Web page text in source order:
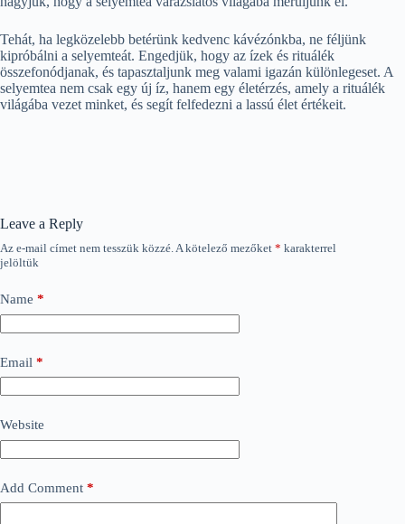
Tehát, ha legközelebb betérünk kedvenc kávézónkba, ne féljünk
kipróbálni a selyemteát. Engedjük, hogy az ízek és rituálék
összefonódjanak, és tapasztaljunk meg valami igazán különlegeset. A
selyemtea nem csak egy új íz, hanem egy életérzés, amely a rituálék
világába vezet minket, és segít felfedezni a lassú élet értékeit.
Leave a Reply
Az e-mail címet nem tesszük közzé.A kötelező mezőket * karakterrel
jelöltük
Name *
Email *
Website
Add Comment *